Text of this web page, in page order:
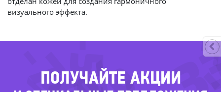
визуального эффекта.
ПОЛУЧАЙТЕ АКЦИИ
- -